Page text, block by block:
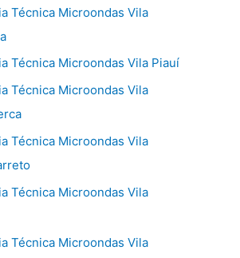
Técnica Microondas Vila
Técnica Microondas Vila Piauí
Técnica Microondas Vila
Técnica Microondas Vila
Técnica Microondas Vila
Técnica Microondas Vila